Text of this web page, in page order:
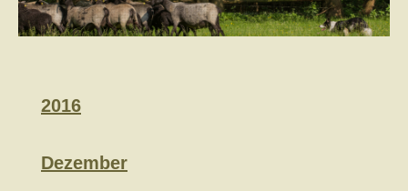
2016
Dezember